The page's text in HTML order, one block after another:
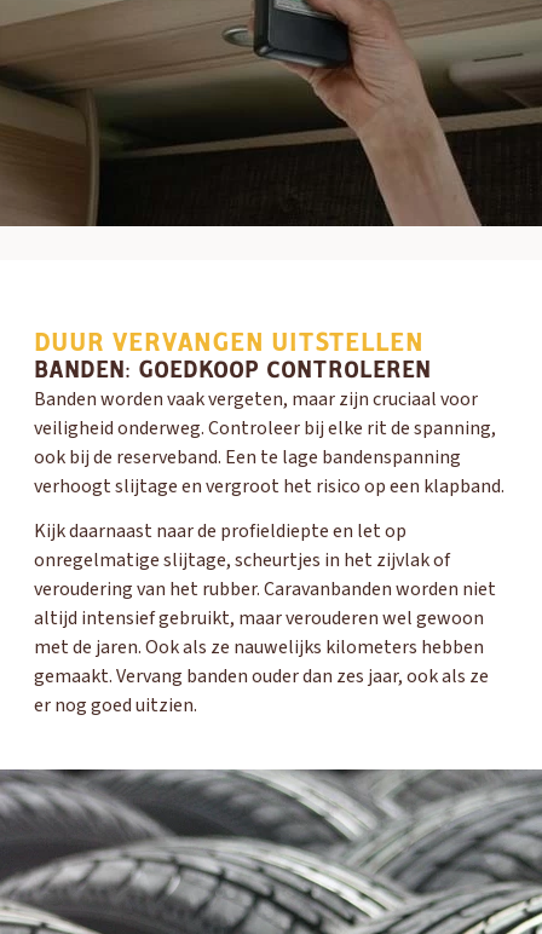
DUUR VERVANGEN UITSTELLEN
BANDEN: GOEDKOOP CONTROLEREN
Banden worden vaak vergeten, maar zijn cruciaal voor
veiligheid onderweg. Controleer bij elke rit de spanning,
ook bij de reserveband. Een te lage bandenspanning
verhoogt slijtage en vergroot het risico op een klapband.
Kijk daarnaast naar de profieldiepte en let op
onregelmatige slijtage, scheurtjes in het zijvlak of
veroudering van het rubber. Caravanbanden worden niet
altijd intensief gebruikt, maar verouderen wel gewoon
met de jaren. Ook als ze nauwelijks kilometers hebben
gemaakt. Vervang banden ouder dan zes jaar, ook als ze
er nog goed uitzien.